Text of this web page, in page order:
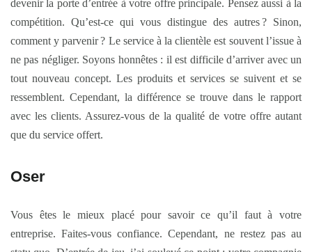
devenir la porte d’entrée à votre offre principale. Pensez aussi à la
compétition. Qu’est-ce qui vous distingue des autres ? Sinon,
comment y parvenir ? Le service à la clientèle est souvent l’issue à
ne pas négliger. Soyons honnêtes : il est difficile d’arriver avec un
tout nouveau concept. Les produits et services se suivent et se
ressemblent. Cependant, la différence se trouve dans le rapport
avec les clients. Assurez-vous de la qualité de votre offre autant
que du service offert.
Oser
Vous êtes le mieux placé pour savoir ce qu’il faut à votre
entreprise. Faites-vous confiance. Cependant, ne restez pas au